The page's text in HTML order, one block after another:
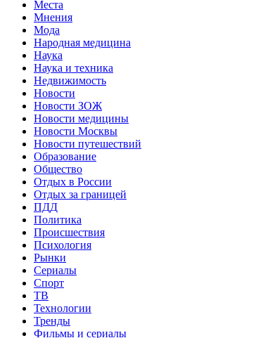
Места
Мнения
Мода
Народная медицина
Наука
Наука и техника
Недвижимость
Новости
Новости ЗОЖ
Новости медицины
Новости Москвы
Новости путешествий
Образование
Общество
Отдых в России
Отдых за границей
ПДД
Политика
Происшествия
Психология
Рынки
Сериалы
Спорт
ТВ
Технологии
Тренды
Фильмы и сериалы